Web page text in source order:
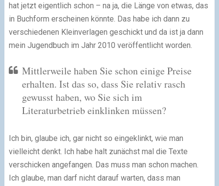
hat jetzt eigentlich schon – na ja, die Länge von etwas, das
in Buchform erscheinen könnte. Das habe ich dann zu
verschiedenen Kleinverlagen geschickt und da ist ja dann
mein Jugendbuch im Jahr 2010 veröffentlicht worden.
Mittlerweile haben Sie schon einige Preise
erhalten. Ist das so, dass Sie relativ rasch
gewusst haben, wo Sie sich im
Literaturbetrieb einklinken müssen?
Ich bin, glaube ich, gar nicht so eingeklinkt, wie man
vielleicht denkt. Ich habe halt zunächst mal die Texte
verschicken angefangen. Das muss man schon machen.
Ich glaube, man darf nicht darauf warten, dass man